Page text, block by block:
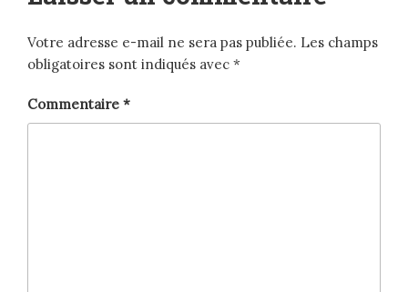
Votre adresse e-mail ne sera pas publiée. Les champs
obligatoires sont indiqués avec *
Commentaire *